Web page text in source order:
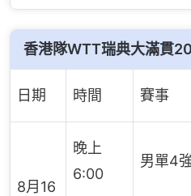
香港隊WTT瑞典大滿貫
日期 時間 賽事
8月16
晚上
6:00
男單4